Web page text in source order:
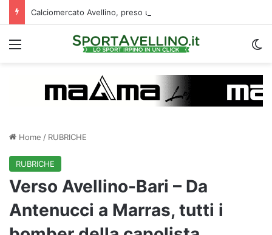
Menu
Home / RUBRICHE
RUBRICHE
Verso Avellino-Bari – Da
Antenucci a Marras, tutti i